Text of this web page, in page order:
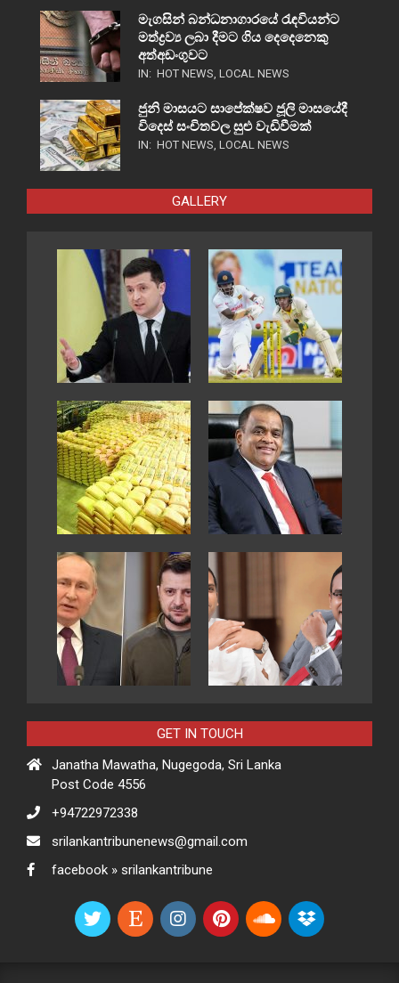
මැගසින් බන්ධනාගාරයේ රැඳවියන්ට
මත්ද්‍රව්‍ය ලබා දීමට ගිය දෙදෙනෙකු
අත්අඩංගුවට
IN: HOT NEWS, LOCAL NEWS
ජුනි මාසයට සාපේක්ෂව ජූලි මාසයේදී
විදෙස් සංචිතවල සුළු වැඩිවීමක්
IN: HOT NEWS, LOCAL NEWS
GALLERY
GET IN TOUCH
Janatha Mawatha, Nugegoda, Sri Lanka
Post Code 4556
+94722972338
srilankantribunenews@gmail.com
facebook » srilankantribune